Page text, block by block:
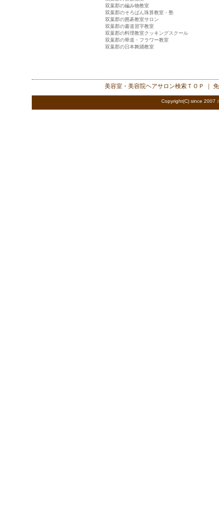
双葉郡の編み物教室
双葉郡のそろばん珠算教室・塾
双葉郡の囲碁教室サロン
双葉郡の書道習字教室
双葉郡の料理教室クッキングスクール
双葉郡の華道・フラワー教室
双葉郡の日本舞踊教室
美容室・美容院ヘアサロン検索 ＴＯＰ ｜
Copyright(C) since 2007